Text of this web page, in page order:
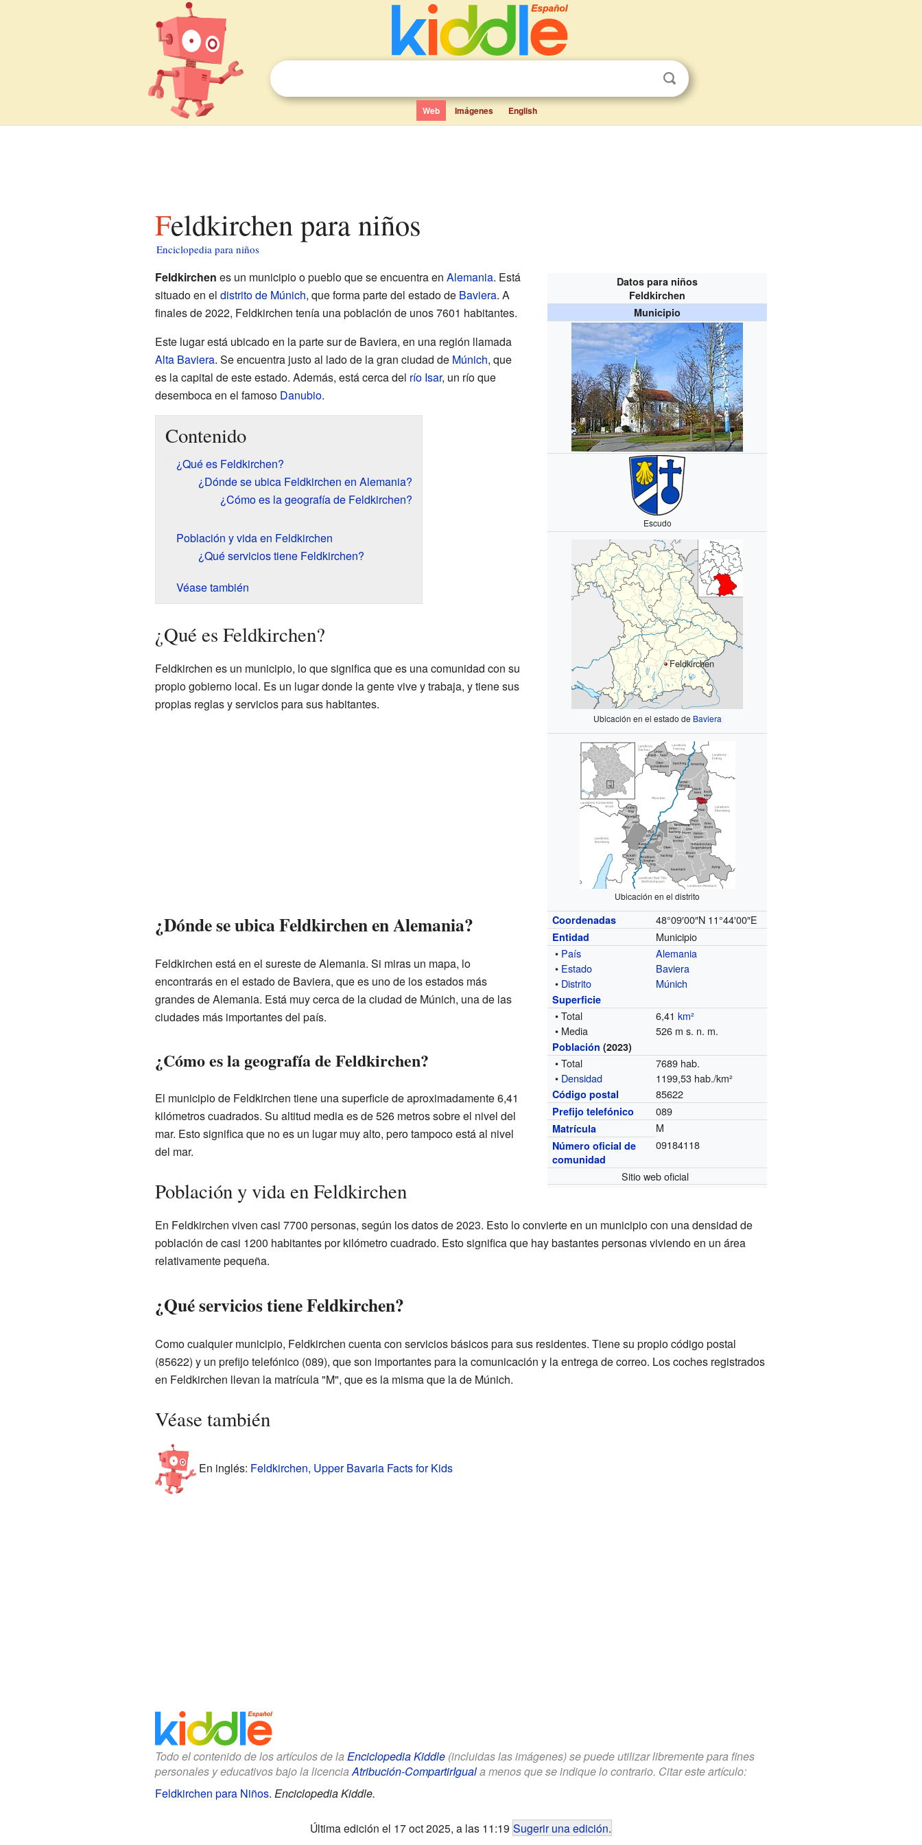
Web Imágenes English
Feldkirchen para niños
Enciclopedia para niños
Datos para niños
Feldkirchen
Municipio
Escudo
Feldkirchen
Ubicación en el estado de Baviera
Ubicación en el distrito
Coordenadas 48°09′00″N 11°44′00″E
Entidad
Municipio
• País
Alemania
• Estado
Baviera
• Distrito Múnich
Superficie
• Total 6,41km²
• Media
526 m s. n. m.
Población (2023)
• Total
7689 hab.
• Densidad 1199,53 hab./km²
Código postal 85622
Prefijo telefónico 089
Matrícula M
Número oficial de
comunidad
09184118
Sitio web oficial
Feldkirchen es un municipio o pueblo que se encuentra en Alemania. Está
situado en el distrito de Múnich, que forma parte del estado de Baviera. A
finales de 2022, Feldkirchen tenía una población de unos 7601 habitantes.
Este lugar está ubicado en la parte sur de Baviera, en una región llamada
Alta Baviera. Se encuentra justo al lado de la gran ciudad de Múnich, que
es la capital de este estado. Además, está cerca del río Isar, un río que
desemboca en el famoso Danubio.
Contenido
¿Qué es Feldkirchen?
¿Dónde se ubica Feldkirchen en Alemania?
¿Cómo es la geografía de Feldkirchen?
Población y vida en Feldkirchen
¿Qué servicios tiene Feldkirchen?
Véase también
¿Qué es Feldkirchen?
Feldkirchen es un municipio, lo que significa que es una comunidad con su
propio gobierno local. Es un lugar donde la gente vive y trabaja, y tiene sus
propias reglas y servicios para sus habitantes.
¿Dónde se ubica Feldkirchen en Alemania?
Feldkirchen está en el sureste de Alemania. Si miras un mapa, lo
encontrarás en el estado de Baviera, que es uno de los estados más
grandes de Alemania. Está muy cerca de la ciudad de Múnich, una de las
ciudades más importantes del país.
¿Cómo es la geografía de Feldkirchen?
El municipio de Feldkirchen tiene una superficie de aproximadamente 6,41
kilómetros cuadrados. Su altitud media es de 526 metros sobre el nivel del
mar. Esto significa que no es un lugar muy alto, pero tampoco está al nivel
del mar.
Población y vida en Feldkirchen
En Feldkirchen viven casi 7700 personas, según los datos de 2023. Esto lo convierte en un municipio con una densidad de
población de casi 1200 habitantes por kilómetro cuadrado. Esto significa que hay bastantes personas viviendo en un área
relativamente pequeña.
¿Qué servicios tiene Feldkirchen?
Como cualquier municipio, Feldkirchen cuenta con servicios básicos para sus residentes. Tiene su propio código postal
(85622) y un prefijo telefónico (089), que son importantes para la comunicación y la entrega de correo. Los coches registrados
en Feldkirchen llevan la matrícula "M", que es la misma que la de Múnich.
Véase también
En inglés: Feldkirchen, Upper Bavaria Facts for Kids
Todo el contenido de los artículos de la Enciclopedia Kiddle(incluidas las imágenes) se puede utilizar libremente para fines
personales y educativos bajo la licenciaAtribución-CompartirIguala menos que se indique lo contrario. Citar este artículo:
Feldkirchen para Niños. Enciclopedia Kiddle.
Última edición el 17 oct 2025, a las 11:19 Sugerir una edición.